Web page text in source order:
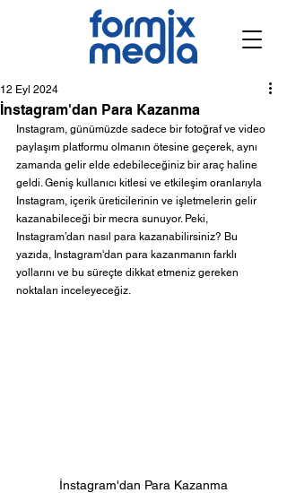
İnstagram'dan Para Kazanma
12 Eyl 2024
Instagram, günümüzde sadece bir fotoğraf ve video
paylaşım platformu olmanın ötesine geçerek, aynı
zamanda gelir elde edebileceğiniz bir araç haline
geldi. Geniş kullanıcı kitlesi ve etkileşim oranlarıyla
Instagram, içerik üreticilerinin ve işletmelerin gelir
kazanabileceği bir mecra sunuyor. Peki,
Instagram’dan nasıl para kazanabilirsiniz? Bu
yazıda, Instagram'dan para kazanmanın farklı
yollarını ve bu süreçte dikkat etmeniz gereken
noktaları inceleyeceğiz.
İnstagram'dan Para Kazanma